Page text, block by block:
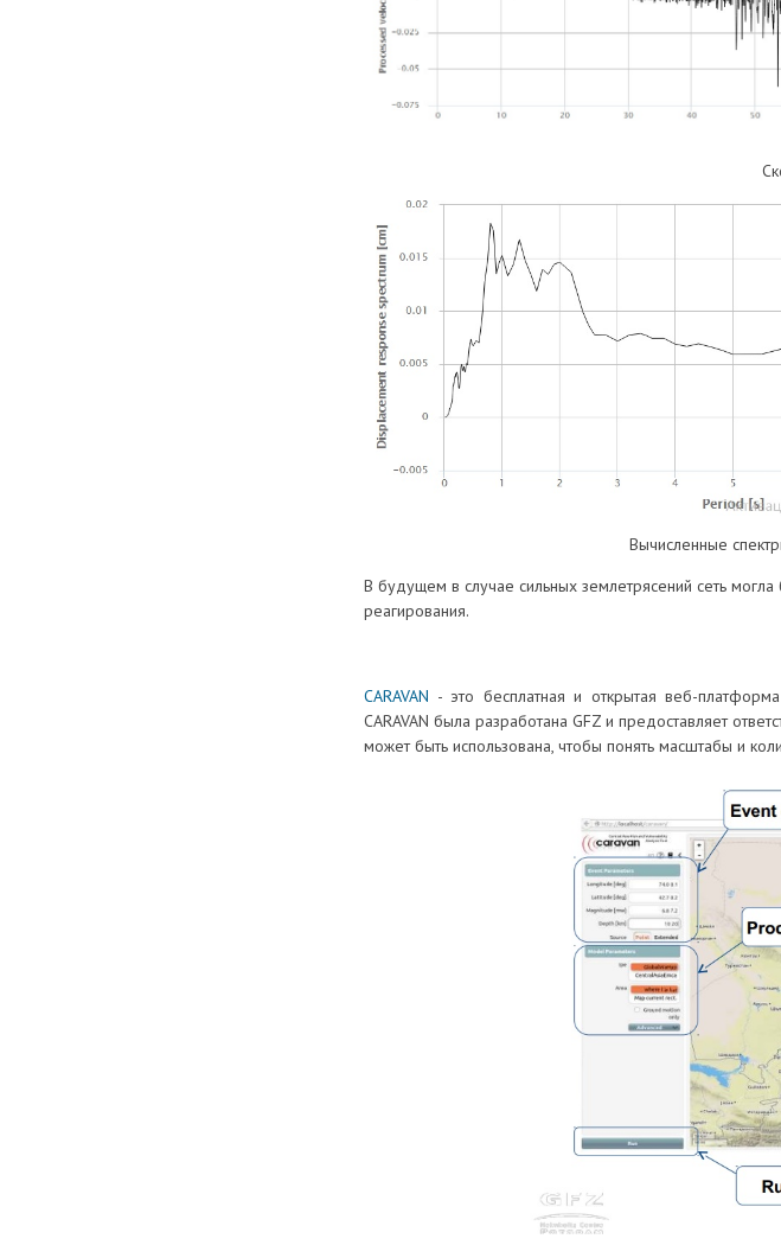
Вычисленные
В будущем в случае сильных землетрясений сеть
реагирования.
CARAVAN - это бесплатная и открытая веб-
CARAVAN была разработана GFZ и предоставляет
может быть использована, чтобы понять масштабы и